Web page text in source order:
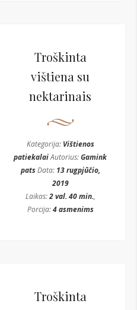
Troškinta
vištiena su
nektarinais
Kategorija: Vištienos
patiekalaiAutorius:Gamink
patsData: 13 rugpjūčio,
2019
Laikas:2 val. 40 min.,
Porcija:4 asmenims
Troškinta